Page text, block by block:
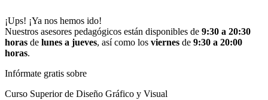
¡Ups! ¡Ya nos hemos ido!
Nuestros asesores pedagógicos están disponibles de 9:30 a 20:30
horas de lunes a jueves, así como los viernes de 9:30 a 20:00
horas.
Infórmate gratis sobre
Curso Superior de Diseño Gráfico y Visual